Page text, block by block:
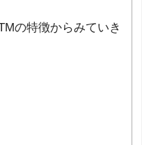
の特徴からみていき